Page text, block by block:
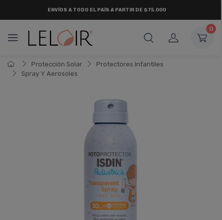
0
Protección Solar
Protectores Infantiles
Spray Y Aerosoles